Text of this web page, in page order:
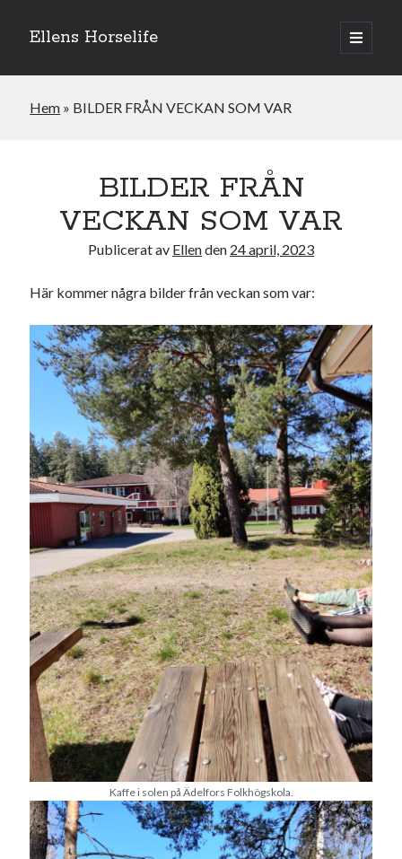
Ellens Horselife
öppna
primär
Sidopanel
Hej och välkomna till min blogg! Jag heter Ellen och är född 1996. På
denna bloggen kan ni följa min resa med hästarna, från ponnytävlingar i
dressyr & hoppning till MSV hopp & dressyr på stor häst.
Sök
Sök
Senaste inläggen
KODEN ÄR KNÄCKT
PALLE; dagens hoppning!
UPPTÄCKSFÄRD
VI TRÄNAR VIDARE!
MYCKET FLUGOR
Kategorier
Allmänt(997)
Extrahästar(58)
Hållidej(276)
Heart of Hope(40)
Heart Paal(217)
Idun(141)
Hem » BILDER FRÅN VECKAN SOM VAR
BILDER FRÅN
VECKAN SOM VAR
Publicerat av Ellenden 24 april, 2023
Här kommer några bilder från veckan som var:
Kaffe i solen på Ädelfors Folkhögskola.